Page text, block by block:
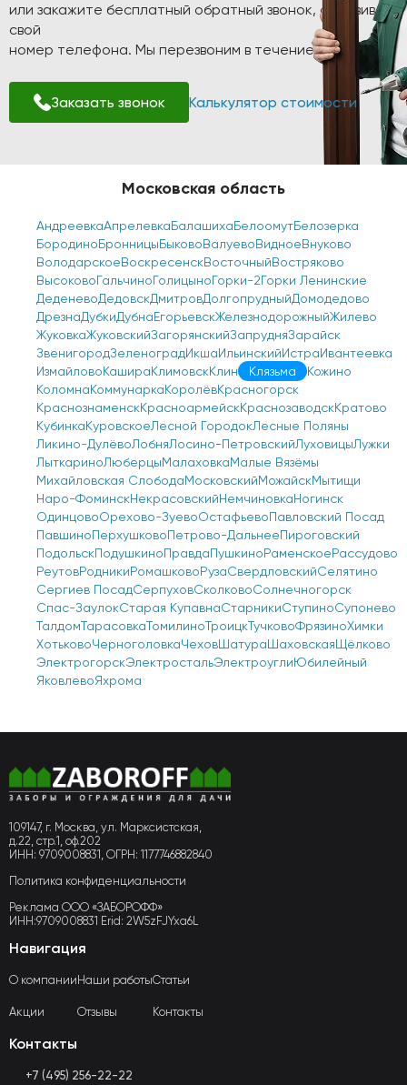
или закажите бесплатный обратный звонок, оставив
свой
номер телефона. Мы перезвоним в течение 1-2 минут!
Заказать звонок Калькулятор стоимости
Московская область
АндреевкаАпрелевкаБалашихаБелоомутБелозерка
БородиноБронницыБыковоВалуевоВидноеВнуково
ВолодарскоеВоскресенскВосточныйВостряково
ВысоковоГальчиноГолицыноГорки-2Горки Ленинские
ДеденевоДедовскДмитровДолгопрудныйДомодедово
ДрезнаДубкиДубнаЕгорьевскЖелезнодорожныйЖилево
ЖуковкаЖуковскийЗагорянскийЗапрудняЗарайск
ЗвенигородЗеленоградИкшаИльинскийИстраИвантеевка
ИзмайловоКашираКлимовскКлин Клязьма
Кожино
КоломнаКоммунаркаКоролёвКрасногорск
КраснознаменскКрасноармейскКраснозаводскКратово
КубинкаКуровскоеЛесной ГородокЛесные Поляны
Ликино-ДулёвоЛобняЛосино-ПетровскийЛуховицыЛужки
ЛыткариноЛюберцыМалаховкаМалые Вязёмы
Михайловская СлободаМосковскийМожайскМытищи
Наро-ФоминскНекрасовскийНемчиновкаНогинск
ОдинцовоОрехово-ЗуевоОстафьевоПавловский Посад
ПавшиноПерхушковоПетрово-ДальнееПироговский
ПодольскПодушкиноПравдаПушкиноРаменскоеРассудово
РеутовРодникиРомашковоРузаСвердловскийСелятино
Сергиев ПосадСерпуховСколковоСолнечногорск
Спас-ЗаулокСтарая КупавнаСтарникиСтупиноСупонево
ТалдомТарасовкаТомилиноТроицкТучковоФрязиноХимки
ХотьковоЧерноголовкаЧеховШатураШаховскаяЩёлково
ЭлектрогорскЭлектростальЭлектроуглиЮбилейный
ЯковлевоЯхрома
109147, г. Москва, ул. Марксистская,
д.22, стр.1, оф.202
ИНН: 9709008831, ОГРН: 1177746882840
Политика конфиденциальности
Реклама ООО «ЗАБОРОФФ»
ИНН:9709008831 Erid: 2W5zFJYxa6L
Навигация
О компании
Акции
Наши работы
Отзывы
Статьи
Контакты
Контакты
+7 (495) 256-22-22